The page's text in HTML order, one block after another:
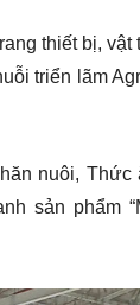
thiết bị, vật
triển lãm
nuôi, Thức
sản phẩm